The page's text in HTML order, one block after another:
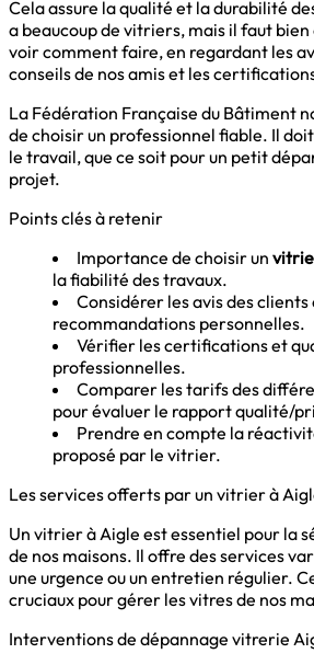
Cela assure la qualité et la durabilité
a beaucoup de vitriers, mais il faut bien
voir comment faire, en regardant les
conseils de nos amis et les
La Fédération Française du Bâtiment
de choisir un professionnel fiable. Il
le travail, que ce soit pour un petit
projet.
Points clés à retenir
Importance de choisir un
la fiabilité des travaux.
Considérer les avis des clients
recommandations personnelles.
Vérifier les certifications et
professionnelles.
Comparer les tarifs des
pour évaluer le rapport qualité/
Prendre en compte la
proposé par le vitrier.
Les services offerts par un vitrier à
Un vitrier à Aigle est essentiel pour la
de nos maisons. Il offre des services
une urgence ou un entretien régulier.
cruciaux pour gérer les vitres de nos
Interventions de dépannage vitrerie